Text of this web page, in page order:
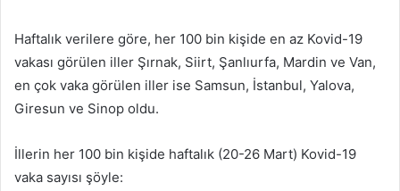
Haftalık verilere göre, her 100 bin kişide en az Kovid-19
vakası görülen iller Şırnak, Siirt, Şanlıurfa, Mardin ve Van,
en çok vaka görülen iller ise Samsun, İstanbul, Yalova,
Giresun ve Sinop oldu.
İllerin her 100 bin kişide haftalık (20-26 Mart) Kovid-19
vaka sayısı şöyle: